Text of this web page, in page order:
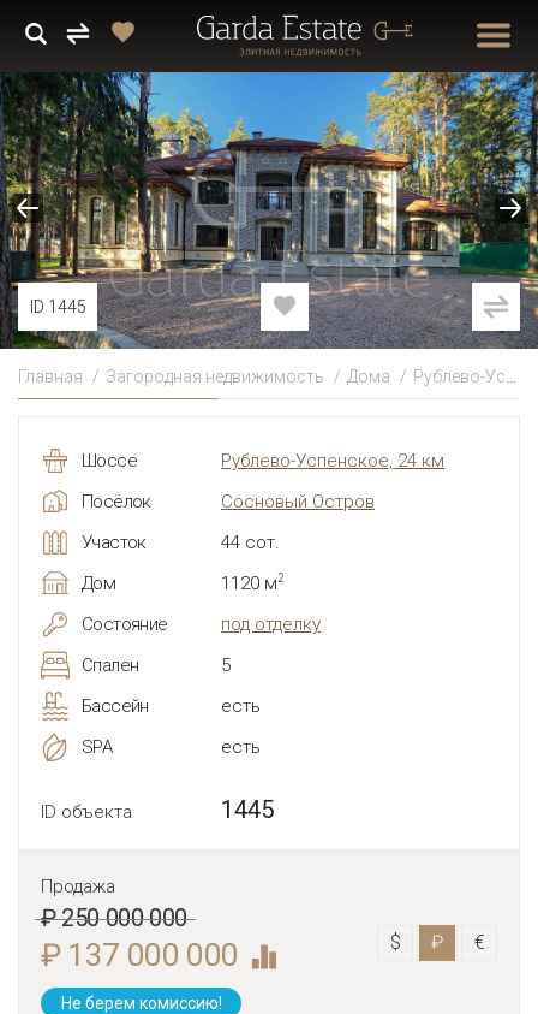
ID 1445
Главная Загородная недвижимость Дома Рублево-Успенское
Шоссе
Рублево-Успенское, 24 км
Посёлок
Сосновый Остров
Участок
44 сот.
Дом
1120 м2
Состояние
под отделку
Спален
5
Бассейн
есть
SPA
есть
ID объекта 1445
Продажа
₽ 250 000 000
₽ 137 000 000 $ ₽ €
Не берем комиссию!